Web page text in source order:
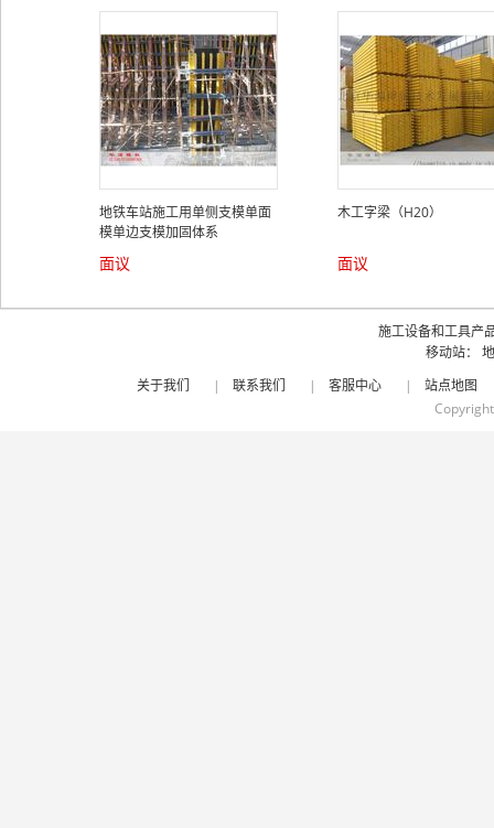
地铁车站施工用单侧支模单面
模单边支模加固体系
面议
木工字梁（H20）
面议
施工设备和工具产
移动站：
关于我们
| 联系我们 | 客服中心 |
站点地图